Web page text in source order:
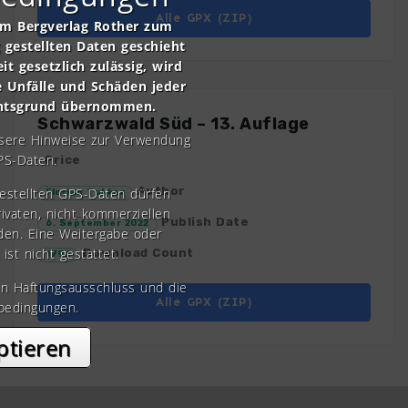
Alle GPX (ZIP)
Schwarzwald Süd – 13. Auflage
Price
Florian Tukker Author
6. September 2022 Publish Date
1792 Download Count
Alle GPX (ZIP)
Bergverlag Rother zum
Daten geschieht
gesetzlich zulässig, wird
und Schäden jeder
übernommen.
Hinweise zur Verwendung
Daten.
GPS-Daten dürfen
nicht kommerziellen
Eine Weitergabe oder
ist nicht gestattet.
Haftungsausschluss und die